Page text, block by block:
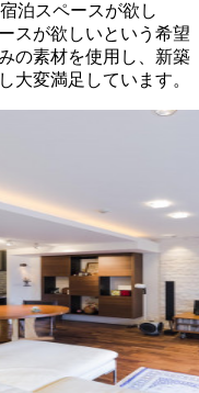
泊スペースが欲し
スが欲しいという希望
の素材を使用し、新築
大変満足しています。